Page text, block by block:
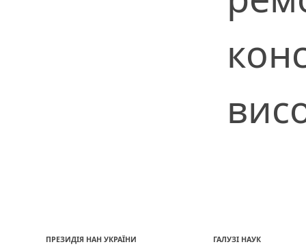
ПРЕЗИДІЯ НАН УКРАЇНИ ГАЛУЗІ НАУК